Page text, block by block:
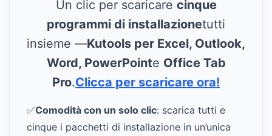
Un clic per scaricare cinque
programmi di installazionetutti
insieme —Kutools per Excel, Outlook,
Word, PowerPointe Office Tab
Pro.Clicca per scaricare ora!
✅Comodità con un solo clic: scarica tutti e
cinque i pacchetti di installazione in un’unica